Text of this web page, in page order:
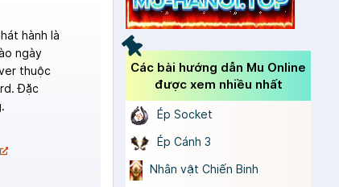
hành là
ngày
thuộc
Đặc
Các bài hướng dẫn Mu Online
được xem nhiều nhất
Ép Socket
Ép Cánh 3
Nhân vật Chiến Binh